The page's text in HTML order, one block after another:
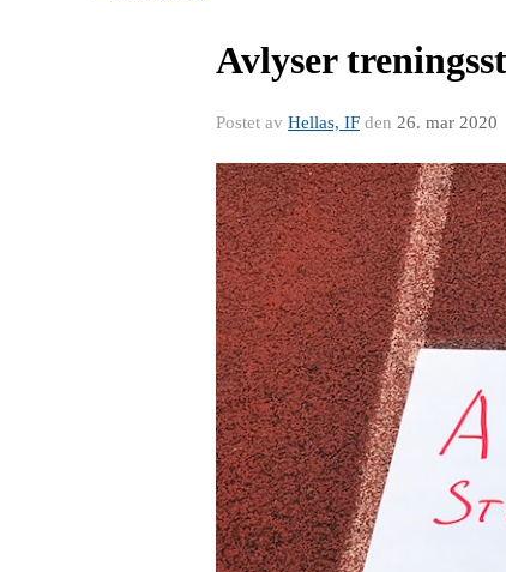
Avlyser
Postet av Hellas, IF den 26. mar 2020